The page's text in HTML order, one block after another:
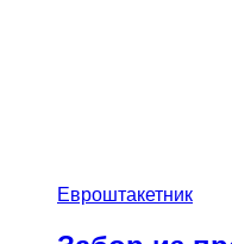
Евроштакетник